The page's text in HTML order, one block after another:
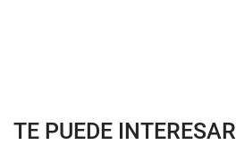
TE PUEDE INTERESAR